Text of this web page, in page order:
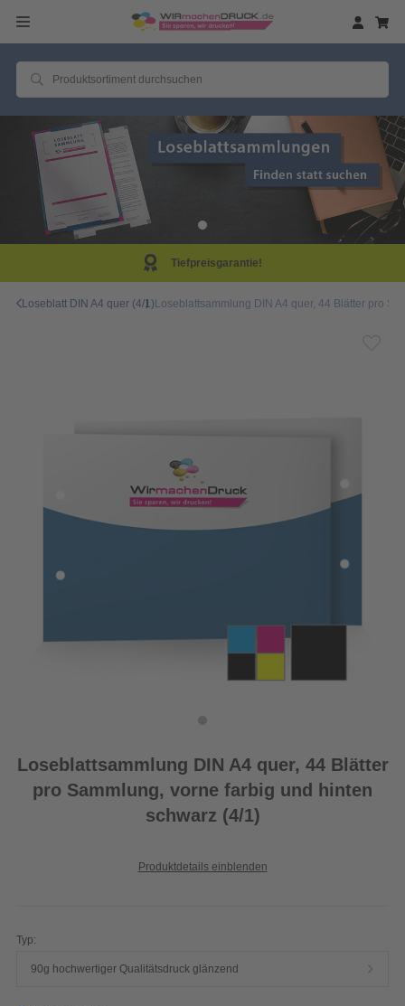
Loseblatt DIN A4 quer (4/1)Loseblattsammlung DIN A4 quer, 44 Blätter pro
Loseblattsammlung DIN A4 quer, 44 Blätter
pro Sammlung, vorne farbig und hinten
schwarz (4/1)
Produktdetails einblenden
Typ:
90g hochwertiger Qualitätsdruck glänzend